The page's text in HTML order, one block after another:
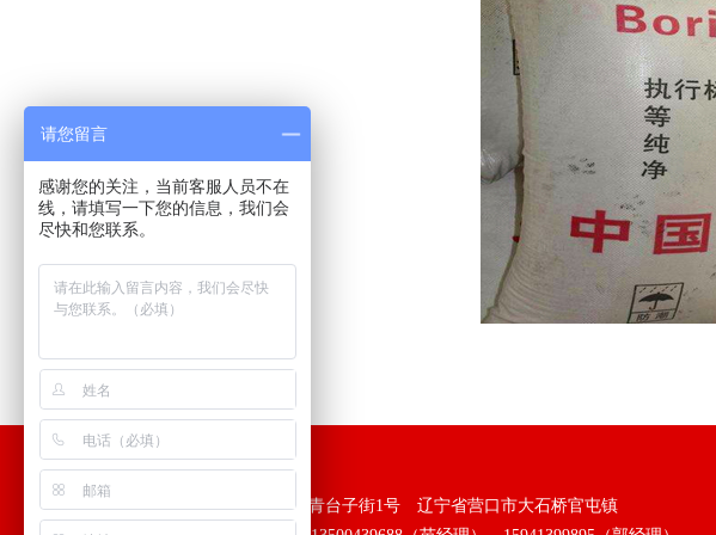
抚顺市双盈耐火材料厂
地 址：辽宁省抚顺市沈抚新城青台子街1号 辽宁省营口市大石桥官屯镇
请您留言
感谢您的关注，当前客服人员不在
线，请填写一下您的信息，我们会
尽快和您联系。